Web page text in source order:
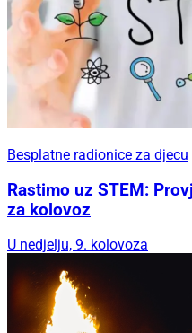
Besplatne radionice za djecu
Rastimo uz STEM:
za kolovoz
U nedjelju, 9. kolovoza